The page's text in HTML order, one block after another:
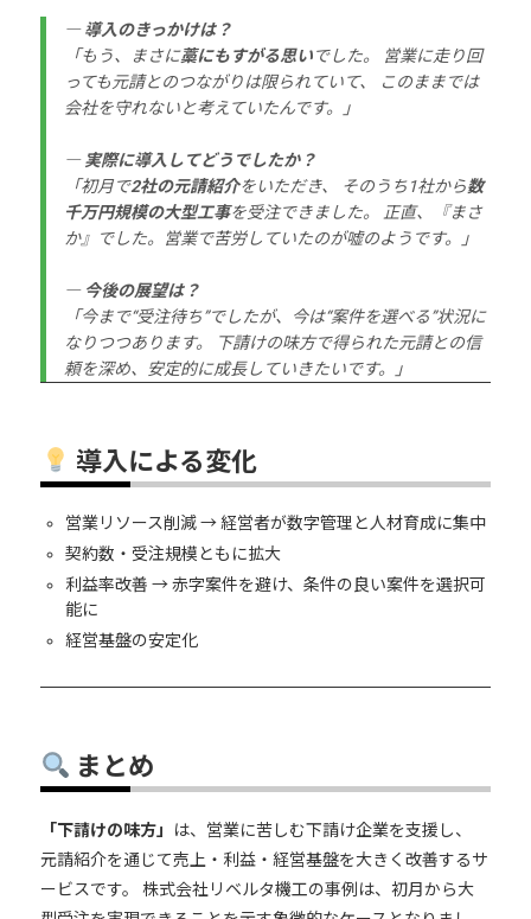
― 導入のきっかけは？
「もう、まさに藁にもすがる思いでした。 営業に走り回
っても元請とのつながりは限られていて、 このままでは
会社を守れないと考えていたんです。」
― 実際に導入してどうでしたか？
「初月で2社の元請紹介をいただき、 そのうち1社から数
千万円規模の大型工事を受注できました。 正直、『まさ
か』でした。営業で苦労していたのが嘘のようです。」
― 今後の展望は？
「今まで“受注待ち”でしたが、今は“案件を選べる”状況に
なりつつあります。 下請けの味方で得られた元請との信
頼を深め、安定的に成長していきたいです。」
導入による変化
営業リソース削減 → 経営者が数字管理と人材育成に集中
契約数・受注規模ともに拡大
利益率改善 → 赤字案件を避け、条件の良い案件を選択可
能に
経営基盤の安定化
まとめ
「下請けの味方」 は、営業に苦しむ下請け企業を支援し、
元請紹介を通じて売上・利益・経営基盤を大きく改善するサ
ービスです。 株式会社リベルタ機工の事例は、初月から大